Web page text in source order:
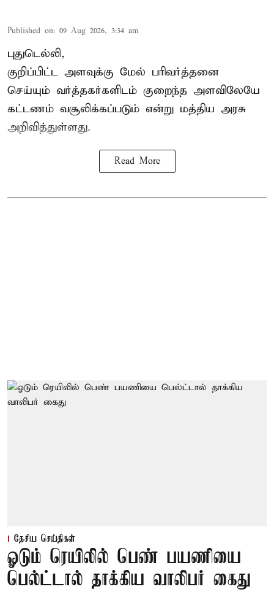
Published on: 09 Aug 2026, 3:34 am
புதுடெல்லி,
குறிப்பிட்ட அளவுக்கு மேல் பரிவர்த்தனை
செய்யும் வர்த்தகர்களிடம் குறைந்த அளவிலேயே
கட்டணம் வசூலிக்கப்படும் என்று மத்திய அரசு
அறிவித்துள்ளது.
Read More
தேசிய செய்திகள்
ஓடும் ரெயிலில் பெண் பயணியை
பெல்ட்டால் தாக்கிய வாலிபர் கைது